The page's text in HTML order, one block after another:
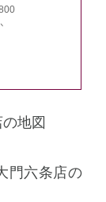
地図
門六条店の